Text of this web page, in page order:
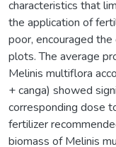
characteristics that
the application of
poor, encouraged
plots. The average
Melinis multiflora
+ canga) showed
corresponding dose
fertilizer
biomass of Melinis